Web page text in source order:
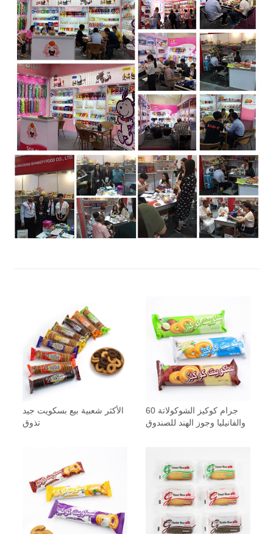
الأكثر شعبية بيع بسكويت جيد
تذوق
60 جرام كوكيز الشوكولاتة
والفانيليا وجوز الهند للصندوق